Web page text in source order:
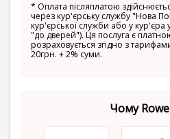
* Оплата післяплатою
через кур'єрську службу "Нова
кур'єрської служби або у кур'єра
"до дверей"). Ця послуга є платною,
розраховується згідно з
20грн. + 2% суми.
Чому